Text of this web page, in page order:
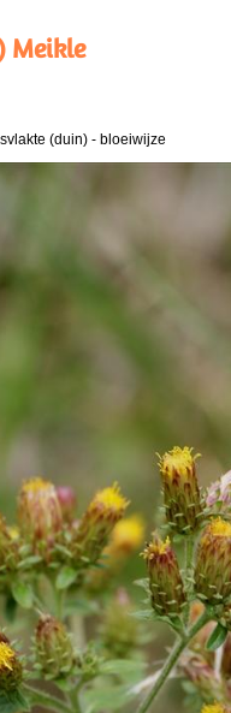
Meikle
(duin) - bloeiwijze